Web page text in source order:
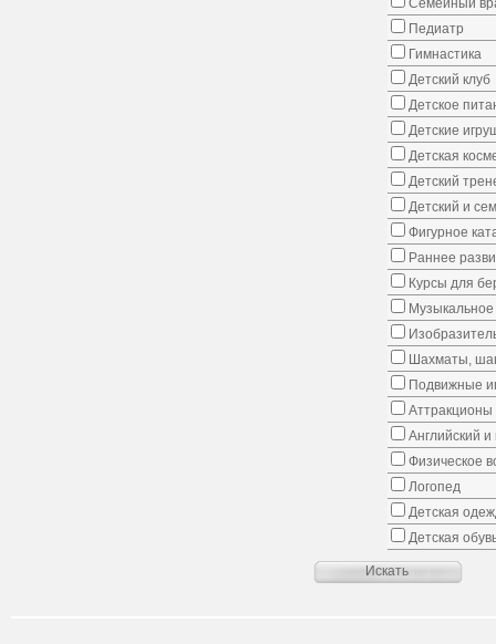
Семейный
Педиатр
Гимнастика
Детский клуб
Детское
Детские
Детская
Детский
Детский и
Фигурное
Раннее
Курсы для
Шахматы,
Подвижные
Аттракционы
Английский
Физическое
Логопед
Детская
Детская